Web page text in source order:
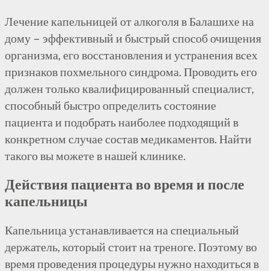
Лечение капельницей от алкоголя в Балашихе на
дому – эффективный и быстрый способ очищения
организма, его восстановления и устранения всех
признаков похмельного синдрома. Проводить его
должен только квалифицированный специалист,
способный быстро определить состояние
пациента и подобрать наиболее подходящий в
конкретном случае состав медикаментов. Найти
такого вы можете в нашей клинике.
Действия пациента во время и после
капельницы
Капельница устанавливается на специальный
держатель, который стоит на треноге. Поэтому во
время проведения процедуры нужно находиться в